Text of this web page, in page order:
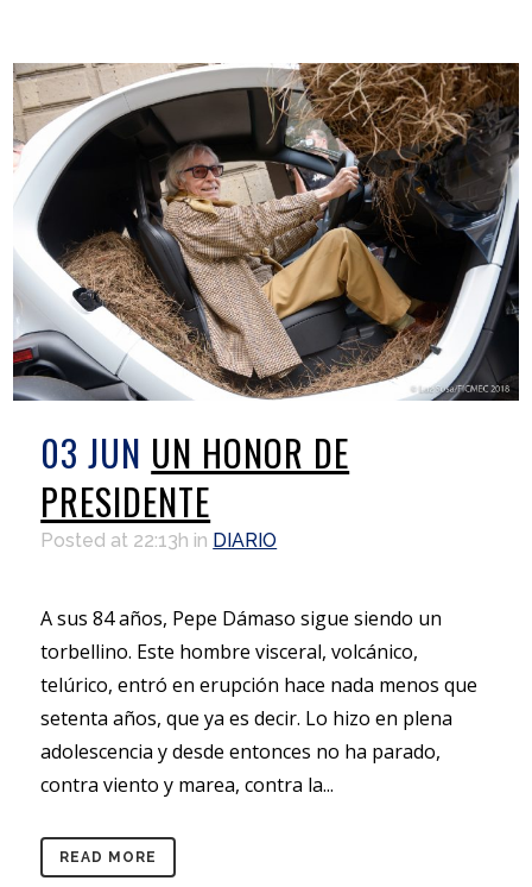
03 JUN UN HONOR DE
PRESIDENTE
Posted at 22:13h in DIARIO
A sus 84 años, Pepe Dámaso sigue siendo un
torbellino. Este hombre visceral, volcánico,
telúrico, entró en erupción hace nada menos que
setenta años, que ya es decir. Lo hizo en plena
adolescencia y desde entonces no ha parado,
contra viento y marea, contra la...
READ MORE